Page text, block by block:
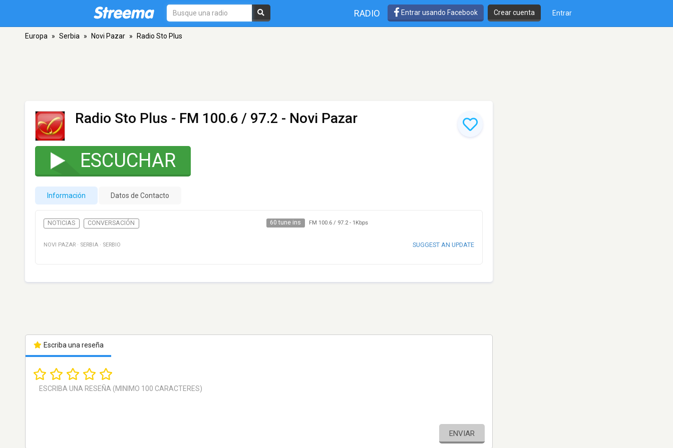
RADIO Entrar usando Facebook Crear cuenta Entrar
Europa » Serbia » Novi Pazar » Radio Sto Plus
Radio Sto Plus - FM 100.6 / 97.2 - Novi Pazar
ESCUCHAR
Información Datos de Contacto
NOTICIAS CONVERSACIÓN 60 tune ins FM 100.6 / 97.2- 1Kbps
NOVI PAZAR · SERBIA · SERBIO SUGGEST AN UPDATE
Escriba una reseña
ENVIAR